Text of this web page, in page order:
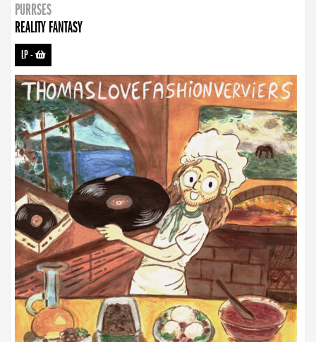
PURRSES
REALITY FANTASY
LP-